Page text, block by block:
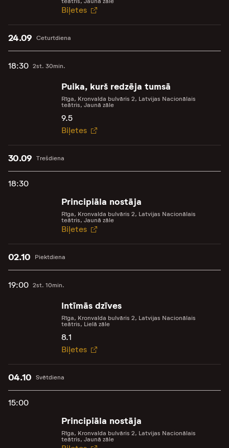
Biļetes
Ceturtdiena
24.09
18:30 2st. 30min.
Puika, kurš redzēja tumsā
Rīga, Kronvalda bulvāris 2, Latvijas Nacionālais
teātris, Jaunā zāle
9.5
Biļetes
Trešdiena
30.09
18:30
Principiāla nostāja
Rīga, Kronvalda bulvāris 2, Latvijas Nacionālais
teātris, Jaunā zāle
Biļetes
Piektdiena
02.10
19:00 2st. 10min.
Intīmās dzīves
Rīga, Kronvalda bulvāris 2, Latvijas Nacionālais
teātris, Lielā zāle
8.1
Biļetes
Svētdiena
04.10
15:00
Principiāla nostāja
Rīga, Kronvalda bulvāris 2, Latvijas Nacionālais
teātris, Jaunā zāle